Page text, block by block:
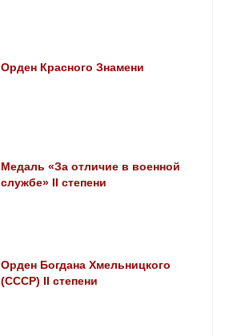
Орден Красного Знамени
Медаль «За отличие в военной
службе» II степени
Орден Богдана Хмельницкого
(СССР) II степени